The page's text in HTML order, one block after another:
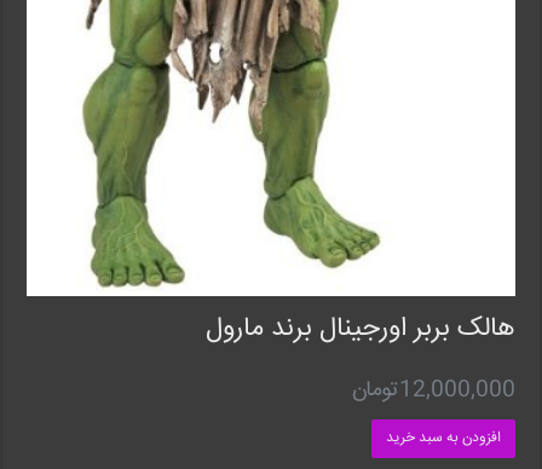
هالک بربر اورجینال برند مارول
12,000,000تومان
افزودن به سبد خرید